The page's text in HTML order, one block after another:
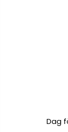
Dag